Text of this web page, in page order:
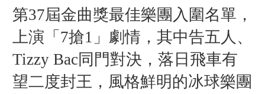
第37屆金曲獎最佳樂團入圍名單，
上演「7搶1」劇情，其中告五人、
Tizzy Bac同門對決，落日飛車有
望二度封王，風格鮮明的冰球樂團